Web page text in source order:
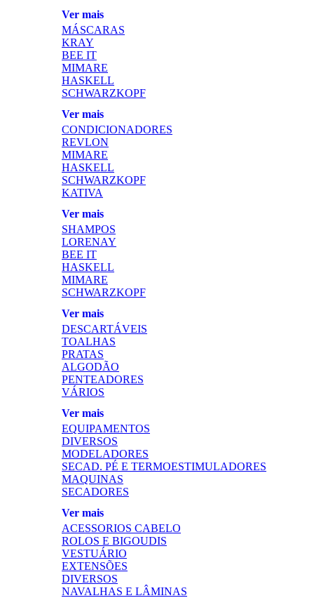
Ver mais
MÁSCARAS
KRAY
BEE IT
MIMARE
HASKELL
SCHWARZKOPF
Ver mais
CONDICIONADORES
REVLON
MIMARE
HASKELL
SCHWARZKOPF
KATIVA
Ver mais
SHAMPOS
LORENAY
BEE IT
HASKELL
MIMARE
SCHWARZKOPF
Ver mais
DESCARTÁVEIS
TOALHAS
PRATAS
ALGODÃO
PENTEADORES
VÁRIOS
Ver mais
EQUIPAMENTOS
DIVERSOS
MODELADORES
SECAD. PÉ E TERMOESTIMULADORES
MAQUINAS
SECADORES
Ver mais
ACESSORIOS CABELO
ROLOS E BIGOUDIS
VESTUÁRIO
EXTENSÕES
DIVERSOS
NAVALHAS E LÂMINAS